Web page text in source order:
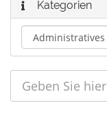
Kategorien